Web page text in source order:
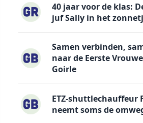
40 jaar voor de klas:
juf Sally in het
Samen verbinden,
naar de Eerste
Goirle
ETZ-shuttlechauffeur
neemt soms de